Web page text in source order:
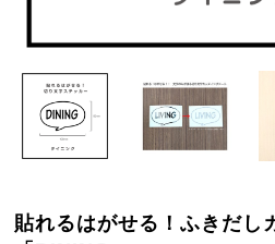
貼れるはがせる！ふきだし